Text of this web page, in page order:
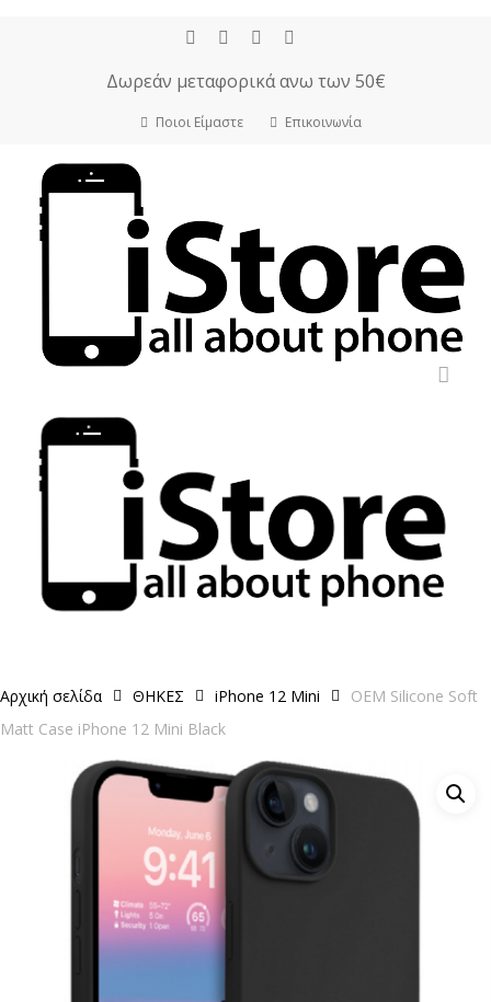
facebookinstagramphoneemail
Δωρεάν μεταφορικά ανω των 50€
Ποιοι Είμαστε Επικοινωνία
Αρχική σελίδα ΘΗΚΕΣ iPhone 12 Mini
OEM Silicone Soft
Matt Case iPhone 12 Mini Black